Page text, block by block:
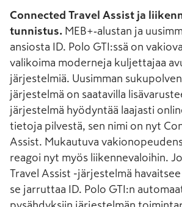
Connected Travel Assist ja
tunnistus. MEB+‑alustan ja
ansiosta ID. Polo GTI:ssä on
valikoima moderneja kuljettajaa
järjestelmiä. Uusimman
järjestelmä on saatavilla
järjestelmä hyödyntää laajasti
tietoja pilvestä, sen nimi on nyt
Assist. Mukautuva
reagoi nyt myös liikennevaloihin.
Travel Assist -järjestelmä
se jarruttaa ID. Polo GTI:n